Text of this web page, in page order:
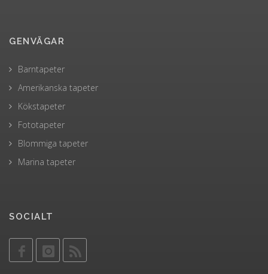
GENVÄGAR
Barntapeter
Amerikanska tapeter
Kökstapeter
Fototapeter
Blommiga tapeter
Marina tapeter
SOCIALT